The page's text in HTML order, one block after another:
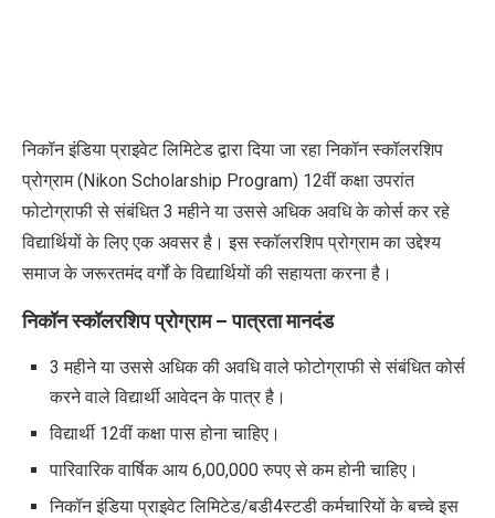
निकॉन इंडिया प्राइवेट लिमिटेड द्वारा दिया जा रहा निकॉन स्कॉलरशिप
प्रोग्राम (Nikon Scholarship Program) 12वीं कक्षा उपरांत
फोटोग्राफी से संबंधित3महीने या उससे अधिक अवधि के कोर्स कर रहे
विद्यार्थियों के लिए एक अवसर है। इस स्कॉलरशिप प्रोग्राम का उद्देश्य
समाज के जरूरतमंद वर्गों के विद्यार्थियों की सहायता करना है।
निकॉन स्कॉलरशिप प्रोग्राम–पात्रता मानदंड
3 महीने या उससे अधिक की अवधि वाले फोटोग्राफी से संबंधित कोर्स
करने वाले विद्यार्थी आवेदन के पात्र है।
विद्यार्थी 12वीं कक्षा पास होना चाहिए।
पारिवारिक वार्षिक आय 6,00,000रुपए से कम होनी चाहिए।
निकॉन इंडिया प्राइवेट लिमिटेड/बडी4स्टडी कर्मचारियों के बच्चे इस